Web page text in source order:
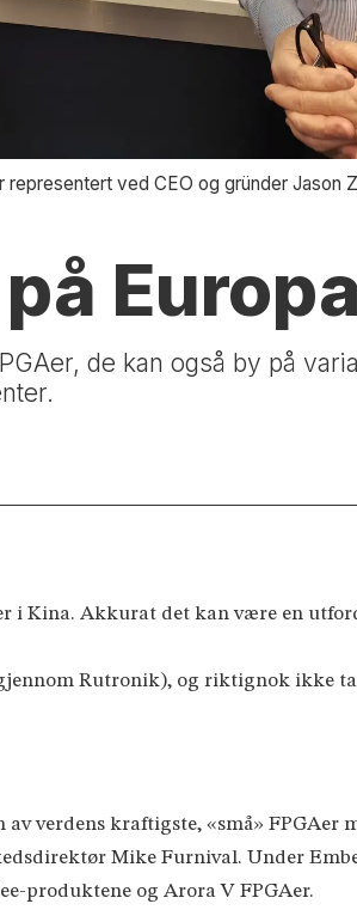
ved CEO og gründer Jason
Europa
de kan også by på
i Kina. Akkurat det kan være en
Rutronik), og riktignok ikke
verdens kraftigste, «små» FPGAer
Mike Furnival. Under
produktene og Arora V FPGAer.